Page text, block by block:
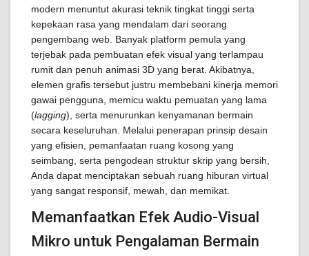
modern menuntut akurasi teknik tingkat tinggi serta
kepekaan rasa yang mendalam dari seorang
pengembang web. Banyak platform pemula yang
terjebak pada pembuatan efek visual yang terlampau
rumit dan penuh animasi 3D yang berat. Akibatnya,
elemen grafis tersebut justru membebani kinerja memori
gawai pengguna, memicu waktu pemuatan yang lama
(lagging), serta menurunkan kenyamanan bermain
secara keseluruhan. Melalui penerapan prinsip desain
yang efisien, pemanfaatan ruang kosong yang
seimbang, serta pengodean struktur skrip yang bersih,
Anda dapat menciptakan sebuah ruang hiburan virtual
yang sangat responsif, mewah, dan memikat.
Memanfaatkan Efek Audio-Visual
Mikro untuk Pengalaman Bermain